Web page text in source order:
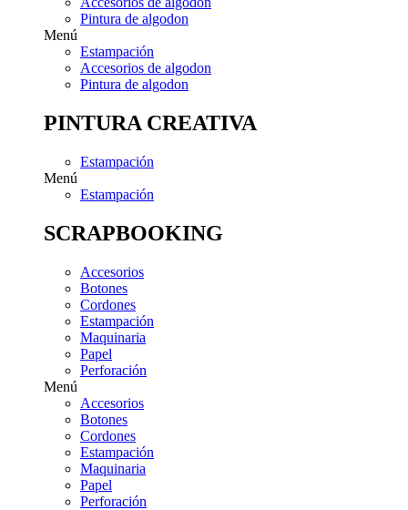
Pintura de algodon
Menú
Estampación
Accesorios de algodon
Pintura de algodon
PINTURA CREATIVA
Estampación
Menú
Estampación
SCRAPBOOKING
Accesorios
Botones
Cordones
Estampación
Maquinaria
Papel
Perforación
Menú
Accesorios
Botones
Cordones
Estampación
Maquinaria
Papel
Perforación